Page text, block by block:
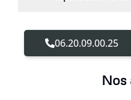
06.20.09.00.25
Nos